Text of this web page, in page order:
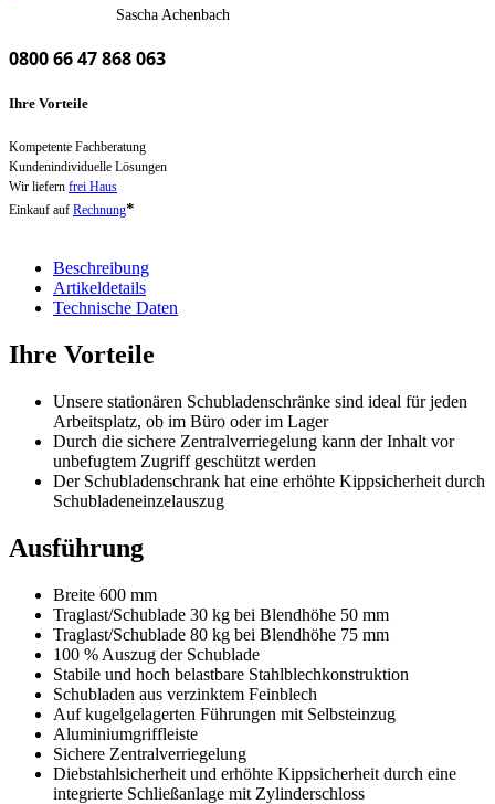
Sascha Achenbach
0800 66 47 868 063
Ihre Vorteile
Kompetente Fachberatung
Kundenindividuelle Lösungen
Wir liefern frei Haus
Einkauf auf Rechnung*
Beschreibung
Artikeldetails
Technische Daten
Ihre Vorteile
Unsere stationären Schubladenschränke sind ideal für jeden
Arbeitsplatz, ob im Büro oder im Lager
Durch die sichere Zentralverriegelung kann der Inhalt vor
unbefugtem Zugriff geschützt werden
Der Schubladenschrank hat eine erhöhte Kippsicherheit durch
Schubladeneinzelauszug
Ausführung
Breite 600 mm
Traglast/Schublade 30 kg bei Blendhöhe 50 mm
Traglast/Schublade 80 kg bei Blendhöhe 75 mm
100 % Auszug der Schublade
Stabile und hoch belastbare Stahlblechkonstruktion
Schubladen aus verzinktem Feinblech
Auf kugelgelagerten Führungen mit Selbsteinzug
Aluminiumgriffleiste
Sichere Zentralverriegelung
Diebstahlsicherheit und erhöhte Kippsicherheit durch eine
integrierte Schließanlage mit Zylinderschloss